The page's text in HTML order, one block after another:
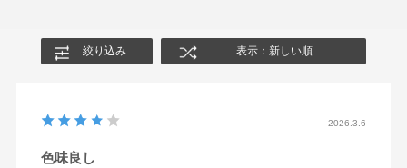
絞り込み 表示：新しい順
2026.3.6
色味良し